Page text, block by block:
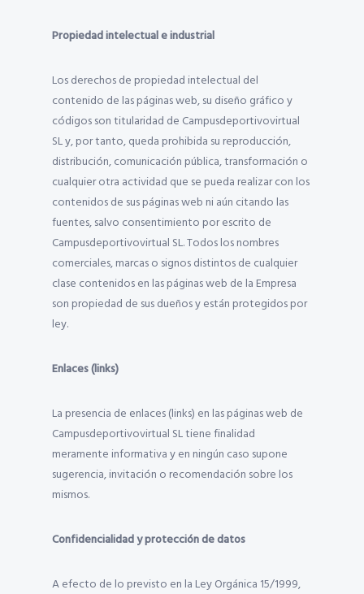
Propiedad intelectual e industrial
Los derechos de propiedad intelectual del
contenido de las páginas web, su diseño gráfico y
códigos son titularidad de Campusdeportivovirtual
SL y, por tanto, queda prohibida su reproducción,
distribución, comunicación pública, transformación o
cualquier otra actividad que se pueda realizar con los
contenidos de sus páginas web ni aún citando las
fuentes, salvo consentimiento por escrito de
Campusdeportivovirtual SL. Todos los nombres
comerciales, marcas o signos distintos de cualquier
clase contenidos en las páginas web de la Empresa
son propiedad de sus dueños y están protegidos por
ley.
Enlaces (links)
La presencia de enlaces (links) en las páginas web de
Campusdeportivovirtual SL tiene finalidad
meramente informativa y en ningún caso supone
sugerencia, invitación o recomendación sobre los
mismos.
Confidencialidad y protección de datos
A efecto de lo previsto en la Ley Orgánica 15/1999,